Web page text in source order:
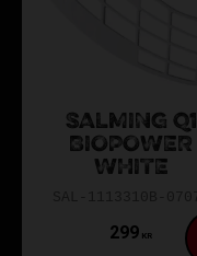
SALMING Q1
BIOPOWER
WHITE
299 KR